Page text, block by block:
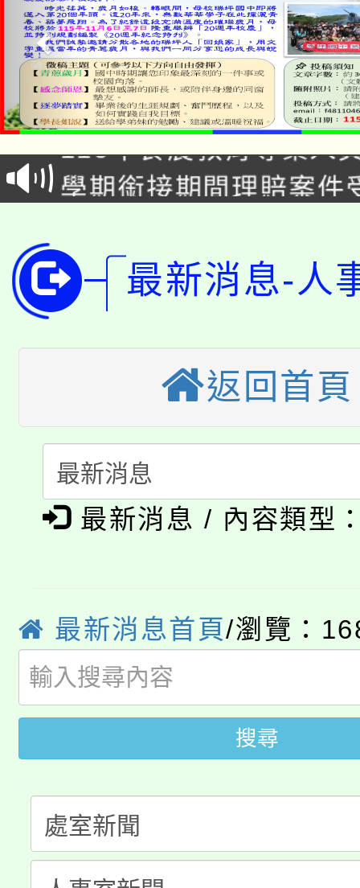
淨零綠生活教案入校路
會
115年食農教育專業人
程
學期銜接期間理賠案件
版
公告本校115學年度第
代理(課)教師甄選結果(
「2026金融保險知識
車」活動
生本土語及新住民語歌
公告本校115學年度第
代理(課)教師甄選結果(
代理(課)教師甄選結果(
轉知中國文化大學推廣
《TA101》溝通分析基
系所師生報名參加。
淨零綠生活教案入校路
115年食農教育專業人
學籍身 分審查程序及
版
淨零綠領人才培育課程
公告本校115學年度第
代理(課)教師甄選結果(
「2026金融保險知識
桃園市115學年度學生
代理(課)教師甄選結果(
公告本校115學年度第
代理(課)教師甄選結果(
轉知中國文化大學推廣
最新消息-人
返回首頁
最新消息 / 內容類型
最新消息首頁/瀏覽：
搜尋